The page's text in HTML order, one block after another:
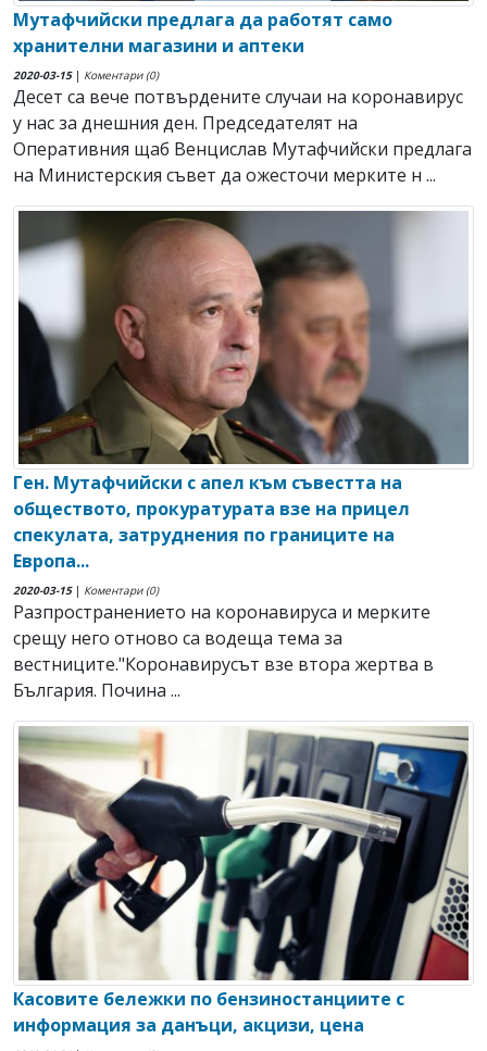
Мутафчийски предлага да работят само
хранителни магазини и аптеки
2020-03-15| Коментари (0)
Десет са вече потвърдените случаи на коронавирус
у нас за днешния ден. Председателят на
Оперативния щаб Венцислав Мутафчийски предлага
на Министерския съвет да ожесточи мерките н ...
Ген. Мутафчийски с апел към съвестта на
обществото, прокуратурата взе на прицел
спекулата, затруднения по границите на
Европа...
2020-03-15| Коментари (0)
Разпространението на коронавируса и мерките
срещу него отново са водеща тема за
вестниците."Коронавирусът взе втора жертва в
България. Почина ...
Касовите бележки по бензиностанциите с
информация за данъци, акцизи, цена